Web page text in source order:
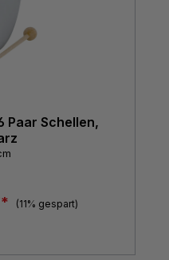
Paar Schellen,
(11% gespart)